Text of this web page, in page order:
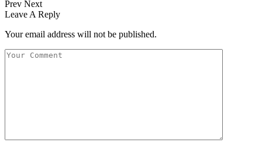
Prev Next
Leave A Reply
Your email address will not be published.